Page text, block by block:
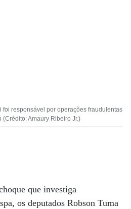
foi responsável por operações fraudulentas
Amaury Ribeiro Jr.)
que investiga
os deputados Robson Tuma